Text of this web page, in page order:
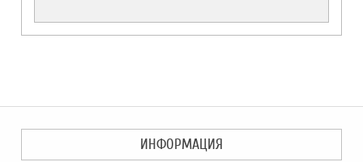
ИНФОРМАЦИЯ